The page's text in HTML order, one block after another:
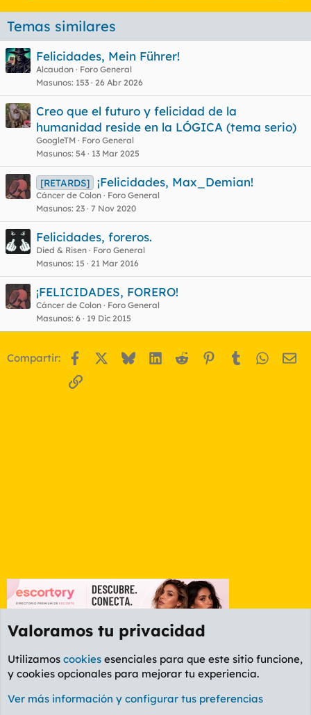
Temas similares
Felicidades, Mein Führer!
Alcaudon
Foro General
Masunos 153 26 Abr 2026
Creo que el futuro y felicidad de la
humanidad reside en la LÓGICA (tema serio)
GoogleTM
Foro General
Masunos 54 13 Mar 2025
[RETARDS] ¡Felicidades, Max_Demian!
Cáncer de Colon
Foro General
Masunos 23 7 Nov 2020
Felicidades, foreros.
Died & Risen
Foro General
Masunos 15 21 Mar 2016
¡FELICIDADES, FORERO!
Cáncer de Colon
Foro General
Masunos 6 19 Dic 2015
Compartir: Facebook BlueskyLinkedIn
Reddit Pinterest
Tumblr
Enlace
Foro General
Cookies
PL OLDSTYLE AMARILLO
Valoramos tu privacidad
Utilizamos cookies esenciales para que este sitio funcione,
y cookies opcionales para mejorar tu experiencia.
Ver más información y configurar tus preferencias